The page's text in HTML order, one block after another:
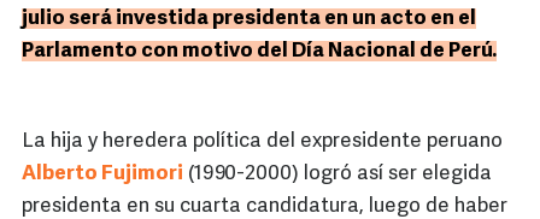
julio será investida presidenta en un acto en el
Parlamento con motivo del Día Nacional de Perú.
La hija y heredera política del expresidente peruano
Alberto Fujimori (1990-2000) logró así ser elegida
presidenta en su cuarta candidatura, luego de haber